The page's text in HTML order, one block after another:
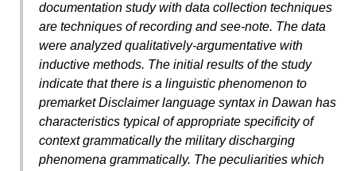
documentation study with data collection techniques
are techniques of recording and see-note. The data
were analyzed qualitatively-argumentative with
inductive methods. The initial results of the study
indicate that there is a linguistic phenomenon to
premarket Disclaimer language syntax in Dawan has
characteristics typical of appropriate specificity of
context grammatically the military discharging
phenomena grammatically. The peculiarities which